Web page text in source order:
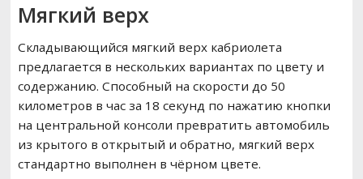
Мягкий верх
Складывающийся мягкий верх кабриолета
предлагается в нескольких вариантах по цвету и
содержанию. Способный на скорости до 50
километров в час за 18 секунд по нажатию кнопки
на центральной консоли превратить автомобиль
из крытого в открытый и обратно, мягкий верх
стандартно выполнен в чёрном цвете.